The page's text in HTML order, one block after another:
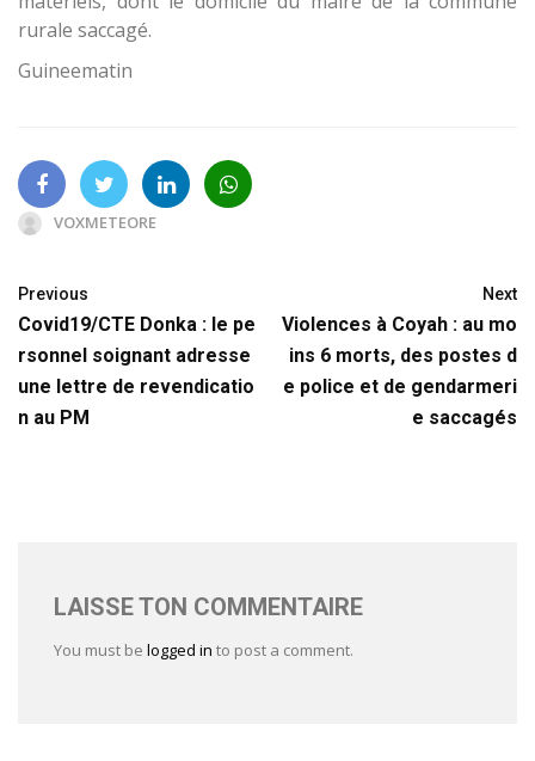
rurale saccagé.
Guineematin
VOXMETEORE
Previous
Covid19/CTE Donka : le pe
rsonnel soignant adresse
une lettre de revendicatio
n au PM
Next
Violences à Coyah : au mo
ins 6 morts, des postes d
e police et de gendarmeri
e saccagés
LAISSE TON COMMENTAIRE
You must be logged in to post a comment.